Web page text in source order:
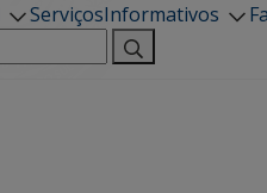
ServiçosInformativos